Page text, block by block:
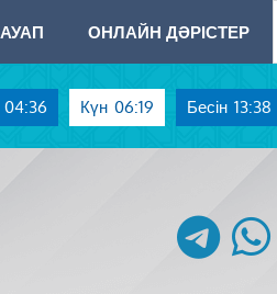
ОНЛАЙН ДӘРІСТЕР
04:36 Күн 06:19 Бесін 13:38
telegram